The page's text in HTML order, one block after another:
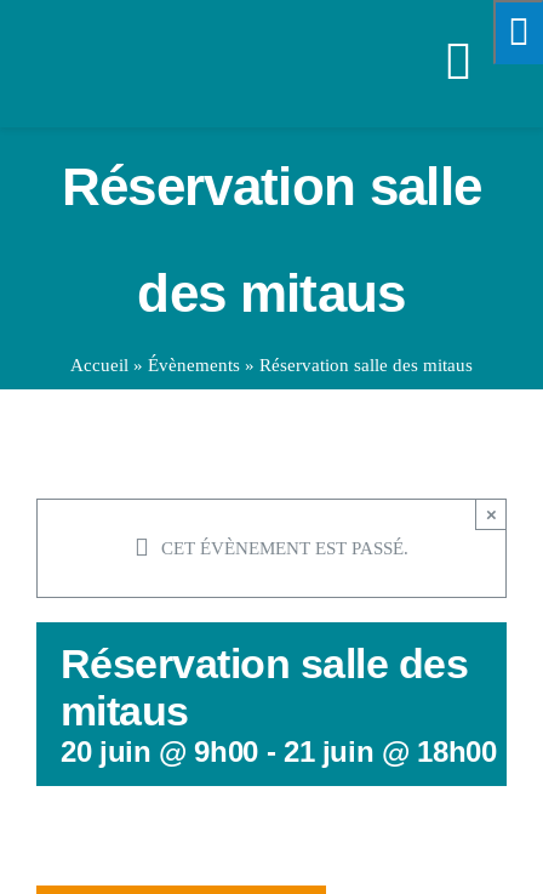
SANTÉ
Réservation salle
des mitaus
Accueil » Évènements » Réservation salle des mitaus
CET ÉVÈNEMENT EST PASSÉ.
×
Réservation salle des
mitaus
20 juin @ 9h00- 21 juin @ 18h00